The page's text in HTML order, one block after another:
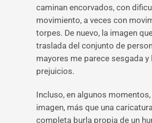
caminan encorvados, con
movimiento, a veces con
torpes. De nuevo, la imagen
traslada del conjunto de
mayores me parece sesgada y
prejuicios.
Incluso, en algunos momentos,
imagen, más que una
completa burla propia de un